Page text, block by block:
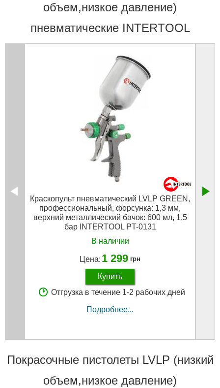
объем,низкое давление)
пневматические INTERTOOL
Краскопульт пневматический LVLP GREEN,
профессиональный, форсунка: 1,3 мм,
верхний металлический бачок: 600 мл, 1,5
бар INTERTOOL PT-0131
В наличии
Цена: 1 299 грн
Купить
Отгрузка в течение 1-2 рабочих дней
Подробнее...
Покрасочные пистолеты LVLP (низкий
объем,низкое давление)